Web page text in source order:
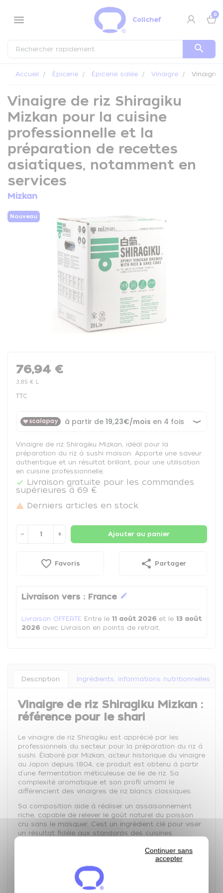
Continuer sans
accepter
menu Colichef
0
search
Accueil Épicerie Épicerie salée Vinaigre Vinaigre
Vinaigre de riz Shiragiku
Mizkan pour la cuisine
professionnelle et la
préparation de recettes
asiatiques, notamment en
services
Mizkan
Nouveau
76,94 €
3,85 € L
TTC
Vinaigre de riz Shiragiku Mizkan, idéal pour la
préparation du riz à sushi maison. Apporte une saveur
authentique et un résultat brillant, pour une utilisation
en cuisine professionnelle.

Livraison gratuite pour les commandes
supérieures à 69 €
 Derniers articles en stock
− + Ajouter au panier
favorite_border Favoris share Partager
Livraison vers : France edit
Livraison OFFERTE Entre le 11 août 2026 et le 13 août
2026 avec Livraison en points de retrait.
Description Ingrédients, informations nutritionnelles
Vinaigre de riz Shiragiku Mizkan :
référence pour le shari
Le vinaigre de riz Shiragiku est apprécié par les
professionnels du secteur pour la préparation du riz à
sushi. Élaboré par Mizkan, acteur historique du vinaigre
au Japon depuis 1804, ce produit est obtenu à partir
d’une fermentation méticuleuse de lie de riz. Sa
complexité aromatique et son profil umami le
différencient des vinaigres de riz blancs classiques.
Sa composition aide à réaliser un assaisonnement
riche, capable de relever le goût naturel du poisson
cru sans le masquer. C’est un ingrédient clé pour viser
un résultat fidèle aux standards des cuisines
Un profil aromatique pour un riz
à sushi maîtrisé